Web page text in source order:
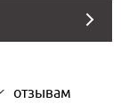
отзывам